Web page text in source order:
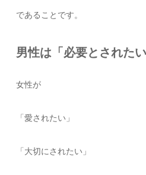
であることです。
男性は「必要とされた
女性が
「愛されたい」
「大切にされたい」